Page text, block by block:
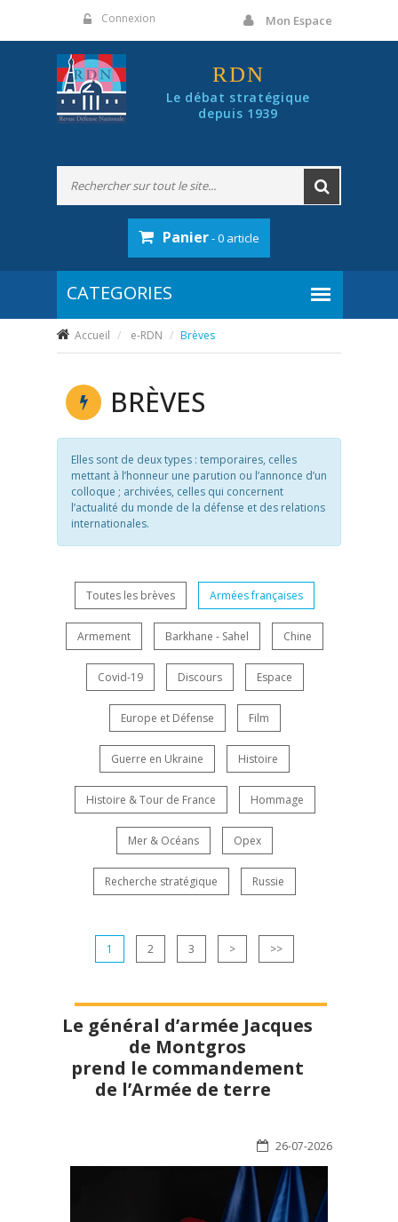
Connexion Mon Espace
RDN
Le débat stratégique
depuis 1939
Panier- 0 article
Accueil e-RDN Brèves
BRÈVES
Elles sont de deux types : temporaires, celles
mettant à l’honneur une parution ou l’annonce d’un
colloque ; archivées, celles qui concernent
l’actualité du monde de la défense et des relations
internationales.
Toutes les brèves Armées françaises
Armement Barkhane - Sahel Chine
Covid-19 Discours Espace
Europe et Défense Film
Guerre en Ukraine Histoire
Histoire & Tour de France Hommage
Mer & Océans Opex
Recherche stratégique Russie
1 2 3 > >>
Le général d’armée Jacques
de Montgros
prend le commandement
de l’Armée de terre
26-07-2026